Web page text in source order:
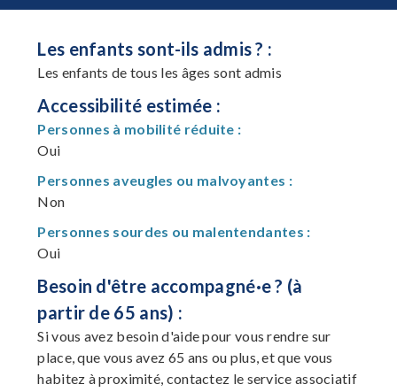
Les enfants sont-ils admis ? :
Les enfants de tous les âges sont admis
Accessibilité estimée :
Personnes à mobilité réduite :
Oui
Personnes aveugles ou malvoyantes :
Non
Personnes sourdes ou malentendantes :
Oui
Besoin d'être accompagné·e ? (à
partir de 65 ans) :
Si vous avez besoin d'aide pour vous rendre sur
place, que vous avez 65 ans ou plus, et que vous
habitez à proximité, contactez le service associatif